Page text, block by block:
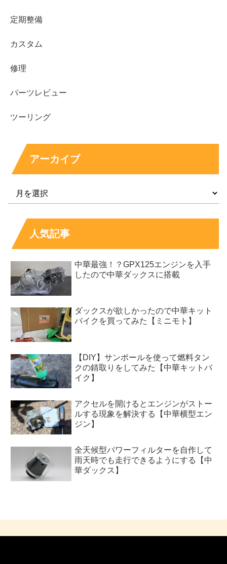
定期整備
カスタム
修理
パーツレビュー
ツーリング
アーカイブ
人気記事
中華最強！？GPX125エンジンを入手
したので中華ダックスに搭載
ダックスが欲しかったので中華キット
バイクを買ってみた【ミニモト】
【DIY】サンポールを使って燃料タン
クの錆取りをしてみた【中華キットバ
イク】
アクセルを開けるとエンジンがストー
ルする現象を解決する【中華横型エン
ジン】
全天候型パワーフィルターを自作して
雨天時でも走行できるようにする【中
華ダックス】